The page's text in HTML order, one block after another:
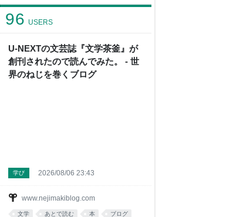
あとで読む medical
U-NEXTの文芸誌『文学茶釜』が
創刊されたので読んでみた。 - 世
界のねじを巻くブログ
96 USERS
www.nejimakiblog.com
学び 2026/08/06 23:43
文学 あとで読む 本 ブログ